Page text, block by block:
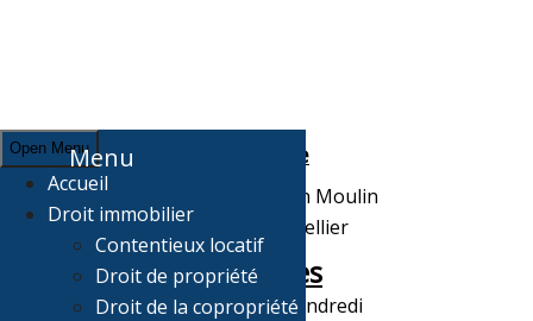
Open MenuMenu
Accueil
Droit immobilier
Contentieux locatif
Droit de propriété
Droit de la copropriété
Adresse
7, Grand rue Jean Moulin
34000 Montpellier
Horaires
Du Lundi au Vendredi